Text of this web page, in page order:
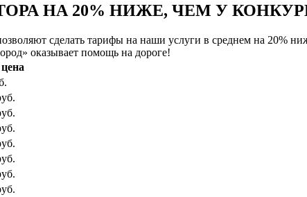
НА 20% НИЖЕ, ЧЕМ У
сделать тарифы на наши услуги в среднем на 20%
оказывает помощь на дороге!